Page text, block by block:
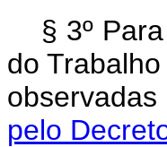
§ 3º
do
pelo